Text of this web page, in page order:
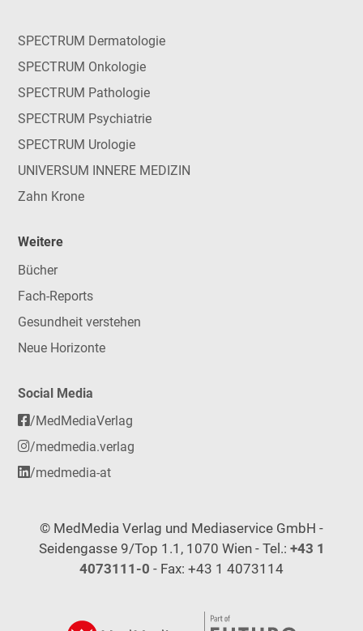
SPECTRUM Dermatologie
SPECTRUM Onkologie
SPECTRUM Pathologie
SPECTRUM Psychiatrie
SPECTRUM Urologie
UNIVERSUM INNERE MEDIZIN
Zahn Krone
Weitere
Bücher
Fach-Reports
Gesundheit verstehen
Neue Horizonte
Social Media
/MedMediaVerlag
/medmedia.verlag
/medmedia-at
© MedMedia Verlag und Mediaservice GmbH -
Seidengasse 9/Top 1.1, 1070 Wien - Tel.: +43 1
4073111-0 - Fax: +43 1 4073114